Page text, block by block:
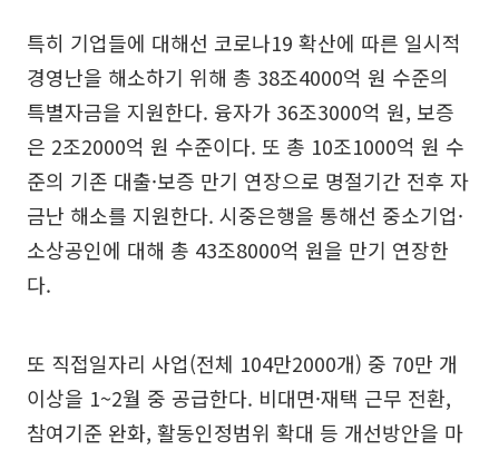
특히 기업들에 대해선 코로나19 확산에 따른 일시적
경영난을 해소하기 위해 총 38조4000억 원 수준의
특별자금을 지원한다. 융자가 36조3000억 원, 보증
은 2조2000억 원 수준이다. 또 총 10조1000억 원 수
준의 기존 대출·보증 만기 연장으로 명절기간 전후 자
금난 해소를 지원한다. 시중은행을 통해선 중소기업·
소상공인에 대해 총 43조8000억 원을 만기 연장한
다.
또 직접일자리 사업(전체 104만2000개) 중 70만 개
이상을 1~2월 중 공급한다. 비대면·재택 근무 전환,
참여기준 완화, 활동인정범위 확대 등 개선방안을 마